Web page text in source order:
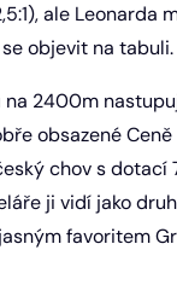
ale Leonarda
objevit na tabuli.
na 2400m
obsazené Ceně
chov s dotací
ji vidí jako
favoritem